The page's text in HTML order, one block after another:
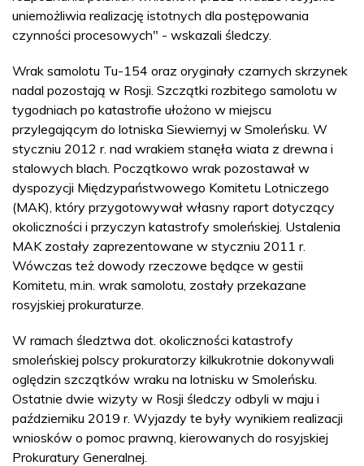
uniemożliwia realizację istotnych dla postępowania
czynności procesowych" - wskazali śledczy.
Wrak samolotu Tu-154 oraz oryginały czarnych skrzynek
nadal pozostają w Rosji. Szczątki rozbitego samolotu w
tygodniach po katastrofie ułożono w miejscu
przylegającym do lotniska Siewiernyj w Smoleńsku. W
styczniu 2012 r. nad wrakiem stanęła wiata z drewna i
stalowych blach. Początkowo wrak pozostawał w
dyspozycji Międzypaństwowego Komitetu Lotniczego
(MAK), który przygotowywał własny raport dotyczący
okoliczności i przyczyn katastrofy smoleńskiej. Ustalenia
MAK zostały zaprezentowane w styczniu 2011 r.
Wówczas też dowody rzeczowe będące w gestii
Komitetu, m.in. wrak samolotu, zostały przekazane
rosyjskiej prokuraturze.
W ramach śledztwa dot. okoliczności katastrofy
smoleńskiej polscy prokuratorzy kilkukrotnie dokonywali
oględzin szczątków wraku na lotnisku w Smoleńsku.
Ostatnie dwie wizyty w Rosji śledczy odbyli w maju i
październiku 2019 r. Wyjazdy te były wynikiem realizacji
wniosków o pomoc prawną, kierowanych do rosyjskiej
Prokuratury Generalnej.